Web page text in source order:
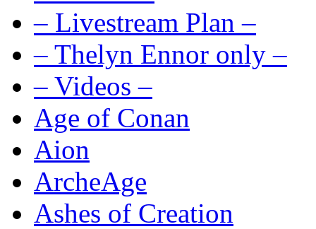
– Livestream Plan –
– Thelyn Ennor only –
– Videos –
Age of Conan
Aion
ArcheAge
Ashes of Creation